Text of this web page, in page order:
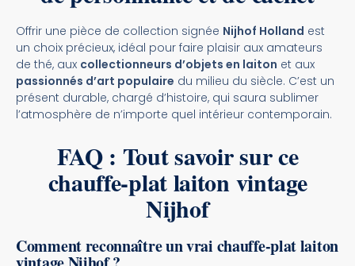
Offrir une pièce de collection signée Nijhof Holland est
un choix précieux, idéal pour faire plaisir aux amateurs
de thé, aux collectionneurs d’objets en laiton et aux
passionnés d’art populaire du milieu du siècle. C’est un
présent durable, chargé d’histoire, qui saura sublimer
l’atmosphère de n’importe quel intérieur contemporain.
FAQ : Tout savoir sur ce
chauffe-plat laiton vintage
Nijhof
Comment reconnaître un vrai chauffe-plat laiton